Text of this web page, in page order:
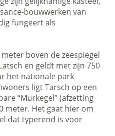
bouwwerken van
fungeert als
boven de zeespiegel
en geldt met zijn 750
het nationale park
ligt Tarsch op een
“Murkegel” (afzetting
meter. Het gaat hier om
dat typerend is voor